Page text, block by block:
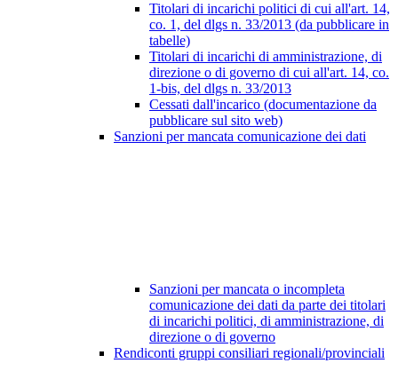
Titolari di incarichi politici di cui all'art. 14,
co. 1, del dlgs n. 33/2013 (da pubblicare in
tabelle)
Titolari di incarichi di amministrazione, di
direzione o di governo di cui all'art. 14, co.
1-bis, del dlgs n. 33/2013
Cessati dall'incarico (documentazione da
pubblicare sul sito web)
Sanzioni per mancata comunicazione dei dati
Sanzioni per mancata o incompleta
comunicazione dei dati da parte dei titolari
di incarichi politici, di amministrazione, di
direzione o di governo
Rendiconti gruppi consiliari regionali/provinciali